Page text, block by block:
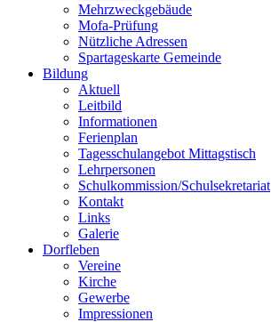
Mehrzweckgebäude
Mofa-Prüfung
Nützliche Adressen
Spartageskarte Gemeinde
Bildung
Aktuell
Leitbild
Informationen
Ferienplan
Tagesschulangebot Mittagstisch
Lehrpersonen
Schulkommission/Schulsekretariat
Kontakt
Links
Galerie
Dorfleben
Vereine
Kirche
Gewerbe
Impressionen